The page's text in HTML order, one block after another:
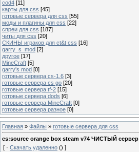
cod4 [11]
карты для css [45]
готовые сервера для css [55]
моды и плагины для css [22]
спреи для css [187]
читы для css [20]
СКИНЫ играков для ct&t css [16]
garry_s_mod [2]
другое [17]
MineCraft [5]
garry's mod [0]
готовые сервера cs-1.6 [3]
готовые сервера cs go [20]
готовые сервера tf-2 [15]
готовые сервера dods [6]
готовые сервера MineCraft [0]
готовые сервера разное [0]
Главная » Файлы » готовые сервера для css
cs:source orange box steam v74 ЧИСТЫЙ сервер
[ · Скачать удаленно () ]